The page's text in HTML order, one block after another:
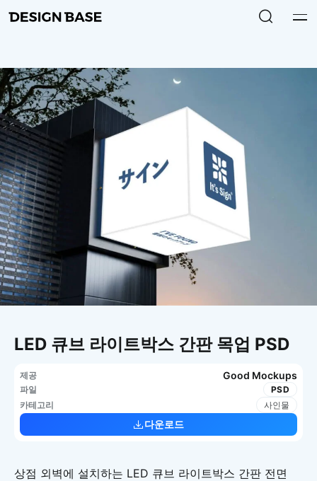
LED 큐브 라이트박스 간판 목업 PSD
제공 Good Mockups
파일
PSD
카테고리
사인물
다운로드
상점 외벽에 설치하는 LED 큐브 라이트박스 간판 전면